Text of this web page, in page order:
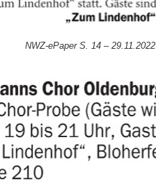
NWZ-ePaper S. 14 – 29.11.2022